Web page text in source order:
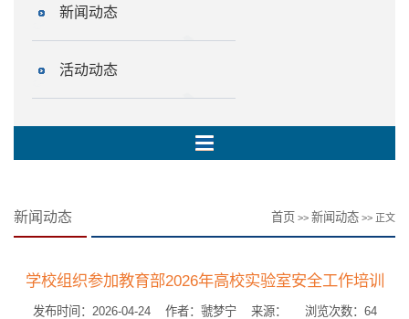
新闻动态
活动动态
新闻动态 首页 >> 新闻动态 >> 正文
学校组织参加教育部2026年高校实验室安全工作培训
发布时间：2026-04-24 作者：虢梦宁 来源： 浏览次数： 64